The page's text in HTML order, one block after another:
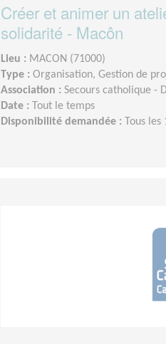
Créer et animer un
solidarité - Macôn
Lieu : MACON (71000)
Type : Organisation, Gestion de
Association : Secours catholique -
Date : Tout le temps
Disponibilité demandée : Tous